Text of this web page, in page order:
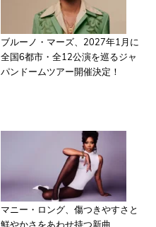
ブルーノ・マーズ、2027年1月に
全国6都市・全12公演を巡るジャ
パンドームツアー開催決定！
マニー・ロング、傷つきやすさと
鮮やかさをあわせ持つ新曲